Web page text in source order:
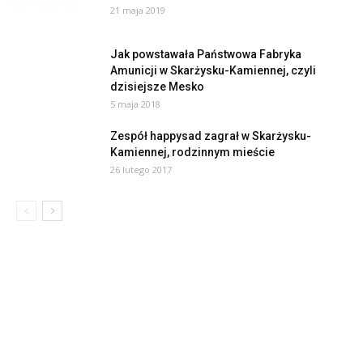
21 maja 2019
Jak powstawała Państwowa Fabryka
Amunicji w Skarżysku-Kamiennej, czyli
dzisiejsze Mesko
5 maja 2018
Zespół happysad zagrał w Skarżysku-
Kamiennej, rodzinnym mieście
26 lutego 2017